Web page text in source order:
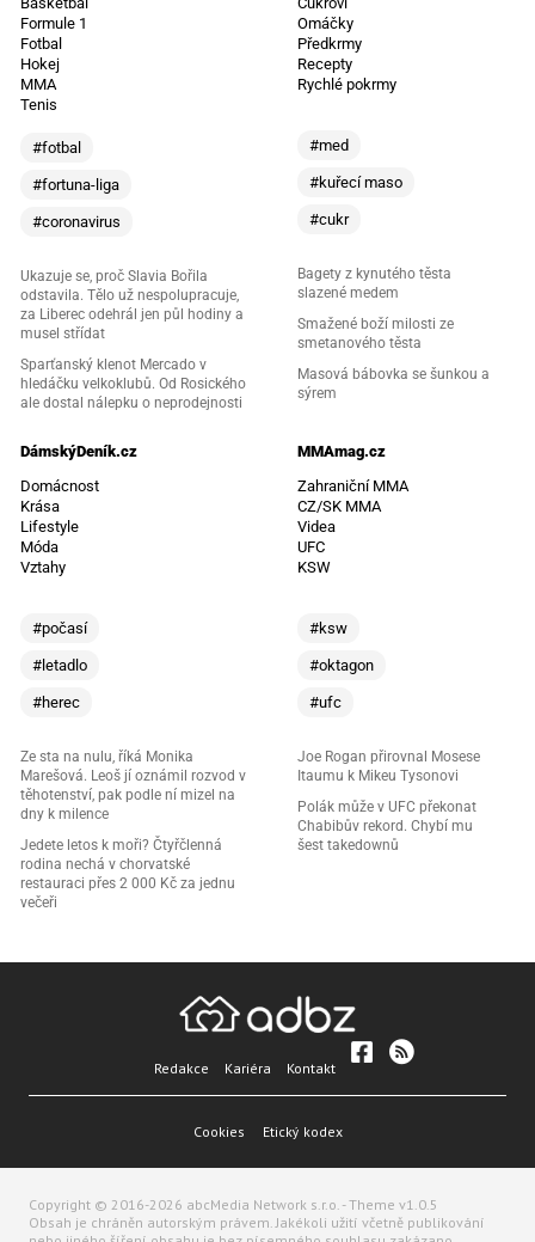
Formule 1
Fotbal
Hokej
MMA
Tenis
#fotbal
#fortuna-liga
#coronavirus
Ukazuje se, proč Slavia Bořila
odstavila. Tělo už nespolupracuje,
za Liberec odehrál jen půl hodiny a
musel střídat
Sparťanský klenot Mercado v
hledáčku velkoklubů. Od Rosického
ale dostal nálepku o neprodejnosti
Omáčky
Předkrmy
Recepty
Rychlé pokrmy
#med
#kuřecí maso
#cukr
Bagety z kynutého těsta
slazené medem
Smažené boží milosti ze
smetanového těsta
Masová bábovka se šunkou a
sýrem
DámskýDeník.cz
Domácnost
Krása
Lifestyle
Móda
Vztahy
#počasí
#letadlo
#herec
Ze sta na nulu, říká Monika
Marešová. Leoš jí oznámil rozvod v
těhotenství, pak podle ní mizel na
dny k milence
Jedete letos k moři? Čtyřčlenná
rodina nechá v chorvatské
restauraci přes 2 000 Kč za jednu
večeři
MMAmag.cz
Zahraniční MMA
CZ/SK MMA
Videa
UFC
KSW
#ksw
#oktagon
#ufc
Joe Rogan přirovnal Mosese
Itaumu k Mikeu Tysonovi
Polák může v UFC překonat
Chabibův rekord. Chybí mu
šest takedownů
Redakce Kariéra Kontakt
Cookies Etický kodex
Copyright © 2016-2026 abcMedia Network s.r.o. - Theme v1.0.5
Obsah je chráněn autorským právem. Jakékoli užití včetně publikování